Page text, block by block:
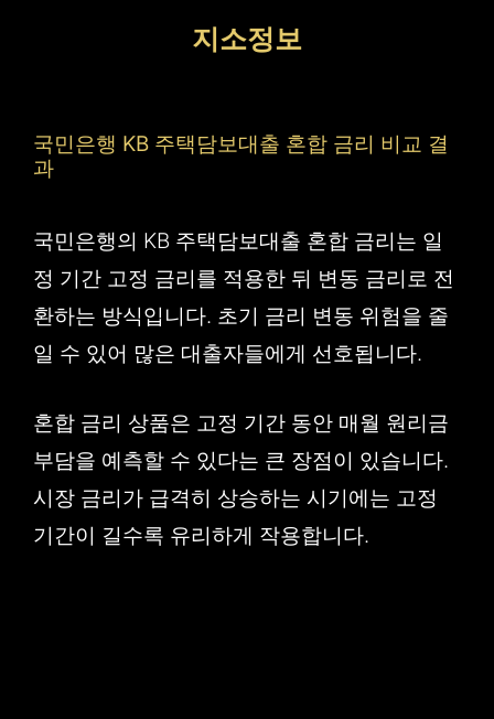
지소정보
국민은행 KB 주택담보대출 혼합 금리 비교 결
과
국민은행의 KB 주택담보대출 혼합 금리는 일
정 기간 고정 금리를 적용한 뒤 변동 금리로 전
환하는 방식입니다. 초기 금리 변동 위험을 줄
일 수 있어 많은 대출자들에게 선호됩니다.
혼합 금리 상품은 고정 기간 동안 매월 원리금
부담을 예측할 수 있다는 큰 장점이 있습니다.
시장 금리가 급격히 상승하는 시기에는 고정
기간이 길수록 유리하게 작용합니다.